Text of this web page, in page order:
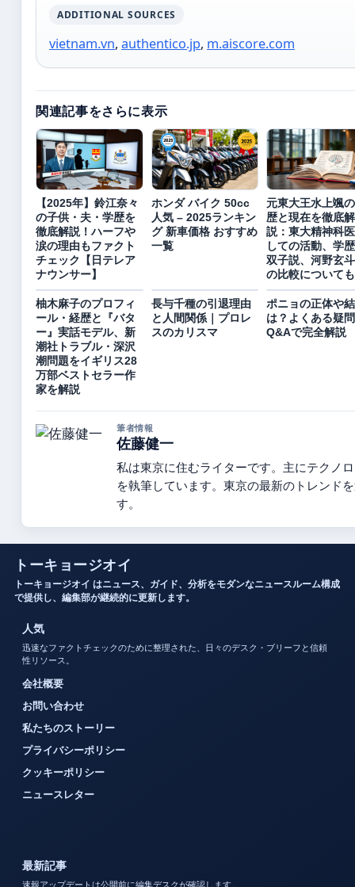
ADDITIONAL SOURCES
vietnam.vn, authentico.jp, m.aiscore.com
関連記事をさらに表示
【2025年】鈴江奈々
の子供・夫・学歴を
徹底解説！ハーフや
涙の理由もファクト
チェック【日テレア
ナウンサー】
ホンダ バイク 50cc
人気 – 2025ランキン
グ 新車価格 おすすめ
一覧
元東大王水上颯
歴と現在を徹底解
説：東大精神科
しての活動、学
双子説、河野玄
の比較についても
柚木麻子のプロフィ
ール・経歴と『バタ
ー』実話モデル、新
潮社トラブル・深沢
潮問題をイギリス28
万部ベストセラー作
家を解説
長与千種の引退理由
と人間関係｜プロレ
スのカリスマ
ポニョの正体や
は？よくある疑
Q&Aで完全解説
筆者情報
佐藤健一
私は東京に住むライターです。主にテクノ
を執筆しています。東京の最新のトレンド
す。
トーキョージオイ
トーキョージオイ はニュース、ガイド、分析をモダンなニュースルーム構成
で提供し、編集部が継続的に更新します。
人気
迅速なファクトチェックのために整理された、日々のデスク・ブリーフと信頼
性リソース。
会社概要
お問い合わせ
私たちのストーリー
プライバシーポリシー
クッキーポリシー
ニュースレター
最新記事
速報アップデートは公開前に編集デスクが確認します。